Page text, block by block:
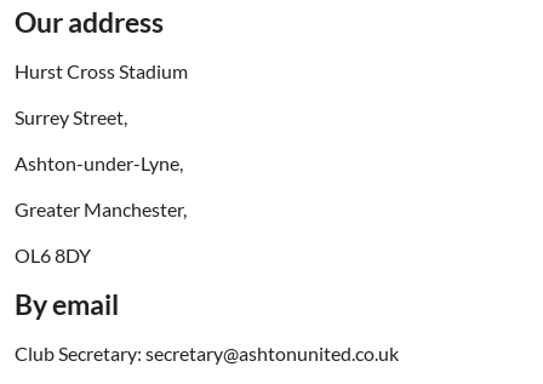
Our address
Hurst Cross Stadium
Surrey Street,
Ashton-under-Lyne,
Greater Manchester,
OL6 8DY
By email
Club Secretary: secretary@ashtonunited.co.uk